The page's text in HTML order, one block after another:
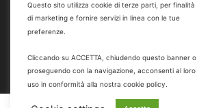
Email
marketing@battipaglia1929.it
carminegaldi@virgilio.it
Questo sito utilizza cookie di terze parti, per finalità
di marketing e fornire servizi in linea con le tue
preferenze.
Cliccando su ACCETTA, chiudendo questo banner o
proseguendo con la navigazione, acconsenti al loro
uso in conformità alla nostra cookie policy.